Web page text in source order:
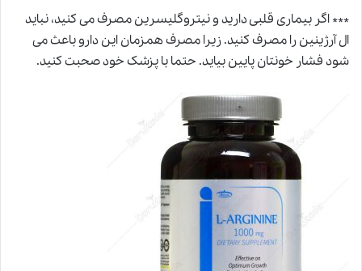
*** اگر بیماری قلبی دارید و نیتروگلیسرین مصرف می کنید، نباید
ال آرژینین را مصرف کنید. زیرا مصرف همزمان این دارو باعث می
شود فشار خونتان پایین بیاید. حتما با پزشک خود صحبت کنید.